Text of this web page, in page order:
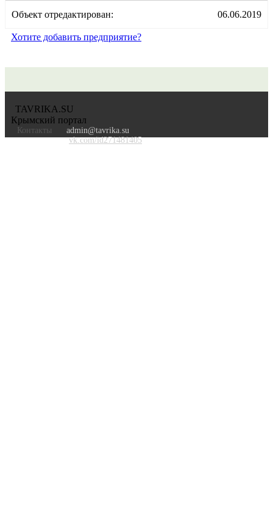
Объект отредактирован: 06.06.2019
Хотите добавить предприятие?
TAVRIKA.SU
Крымский портал
Контакты
admin@tavrika.su
vk.com/id271481405